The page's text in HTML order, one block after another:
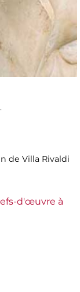
de Villa Rivaldi
d'œuvre à